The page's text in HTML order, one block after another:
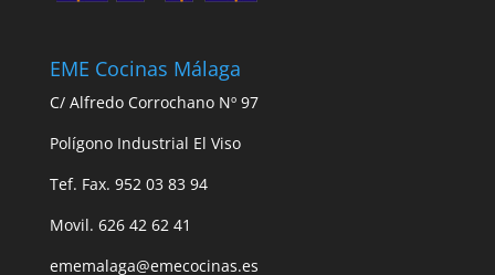
EME Cocinas Málaga
C/ Alfredo Corrochano Nº 97
Polígono Industrial El Viso
Tef. Fax. 952 03 83 94
Movil. 626 42 62 41
ememalaga@emecocinas.es